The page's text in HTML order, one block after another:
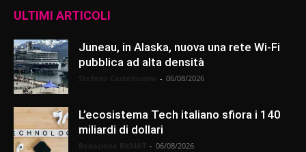
ULTIMI ARTICOLI
Juneau, in Alaska, nuova una rete Wi-Fi
pubblica ad alta densità
- 06/08/2026
L’ecosistema Tech italiano sfiora i 140
miliardi di dollari
- 06/08/2026